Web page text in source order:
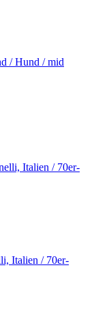
/ Hund / mid
Italien / 70er-